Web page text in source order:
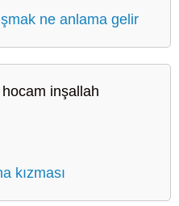
ne anlama gelir
inşallah
kızması